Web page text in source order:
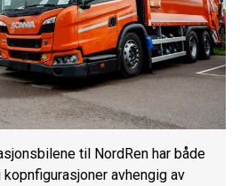
til NordRen har både
avhengig av